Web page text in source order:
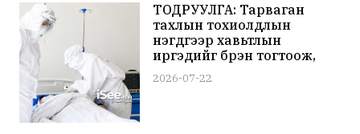
ТОДРУУЛГА: Тарваган
тахлын тохиолдлын
нэгдүгээр хавьтлын
иргэдийг бүрэн тогтоож,
антибиотик эмчилгээнд
хамруулж байна
2026-07-22